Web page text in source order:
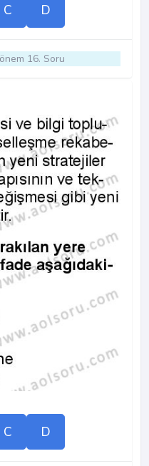
C D
16. Soru
C D